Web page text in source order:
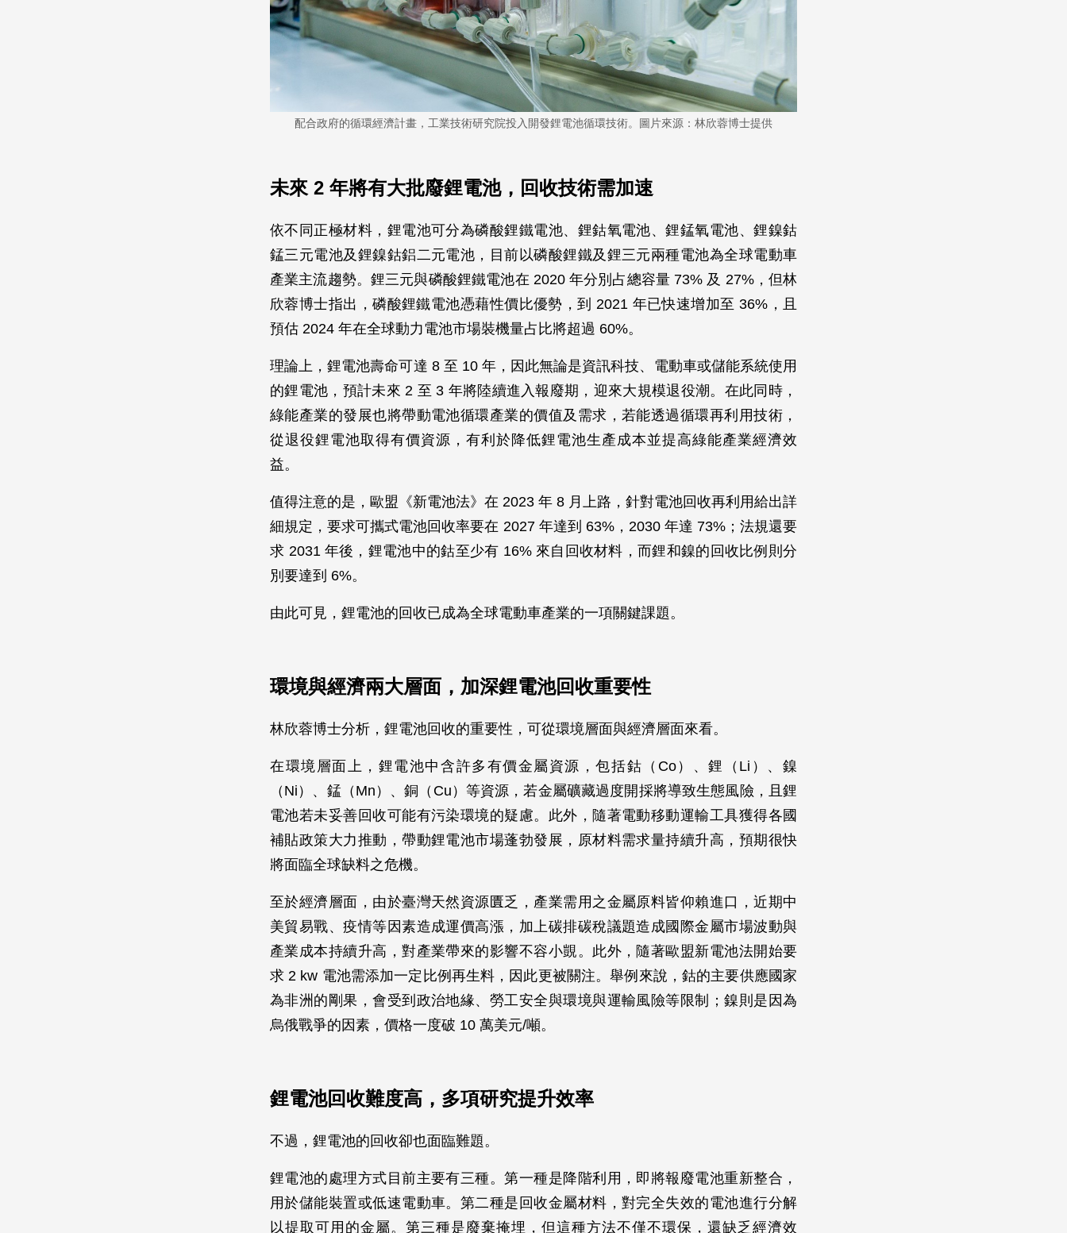
配合政府的循環經濟計畫，工業技術研究院投入開發鋰電池循環技術。圖片來源：林欣蓉博士提供
未來 2 年將有大批廢鋰電池，回收技術需加速
依不同正極材料，鋰電池可分為磷酸鋰鐵電池、鋰鈷氧電池、鋰錳氧電池、鋰鎳鈷
錳三元電池及鋰鎳鈷鋁二元電池，目前以磷酸鋰鐵及鋰三元兩種電池為全球電動車
產業主流趨勢。鋰三元與磷酸鋰鐵電池在 2020 年分別占總容量 73% 及 27%，但林
欣蓉博士指出，磷酸鋰鐵電池憑藉性價比優勢，到 2021 年已快速增加至 36%，且
預估 2024 年在全球動力電池市場裝機量占比將超過 60%。
理論上，鋰電池壽命可達 8 至 10 年，因此無論是資訊科技、電動車或儲能系統使用
的鋰電池，預計未來 2 至 3 年將陸續進入報廢期，迎來大規模退役潮。在此同時，
綠能產業的發展也將帶動電池循環產業的價值及需求，若能透過循環再利用技術，
從退役鋰電池取得有價資源，有利於降低鋰電池生產成本並提高綠能產業經濟效
益。
值得注意的是，歐盟《新電池法》在 2023 年 8 月上路，針對電池回收再利用給出詳
細規定，要求可攜式電池回收率要在 2027 年達到 63%，2030 年達 73%；法規還要
求 2031 年後，鋰電池中的鈷至少有 16% 來自回收材料，而鋰和鎳的回收比例則分
別要達到 6%。
由此可見，鋰電池的回收已成為全球電動車產業的一項關鍵課題。
環境與經濟兩大層面，加深鋰電池回收重要性
林欣蓉博士分析，鋰電池回收的重要性，可從環境層面與經濟層面來看。
在環境層面上，鋰電池中含許多有價金屬資源，包括鈷（Co）、鋰（Li）、鎳
（Ni）、錳（Mn）、銅（Cu）等資源，若金屬礦藏過度開採將導致生態風險，且鋰
電池若未妥善回收可能有污染環境的疑慮。此外，隨著電動移動運輸工具獲得各國
補貼政策大力推動，帶動鋰電池市場蓬勃發展，原材料需求量持續升高，預期很快
將面臨全球缺料之危機。
至於經濟層面，由於臺灣天然資源匱乏，產業需用之金屬原料皆仰賴進口，近期中
美貿易戰、疫情等因素造成運價高漲，加上碳排碳稅議題造成國際金屬市場波動與
產業成本持續升高，對產業帶來的影響不容小覬。此外，隨著歐盟新電池法開始要
求 2 kw 電池需添加一定比例再生料，因此更被關注。舉例來說，鈷的主要供應國家
為非洲的剛果，會受到政治地緣、勞工安全與環境與運輸風險等限制；鎳則是因為
烏俄戰爭的因素，價格一度破 10 萬美元/噸。
鋰電池回收難度高，多項研究提升效率
不過，鋰電池的回收卻也面臨難題。
鋰電池的處理方式目前主要有三種。第一種是降階利用，即將報廢電池重新整合，
用於儲能裝置或低速電動車。第二種是回收金屬材料，對完全失效的電池進行分解
以提取可用的金屬。第三種是廢棄掩埋，但這種方法不僅不環保，還缺乏經濟效